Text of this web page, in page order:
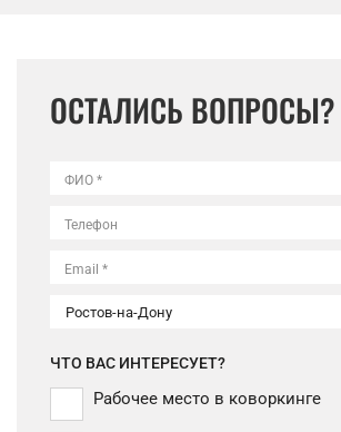
ОСТАЛИСЬ ВОПРОСЫ?
ФИО *
Телефон
Email *
ЧТО ВАС ИНТЕРЕСУЕТ?
Рабочее место в коворкинге